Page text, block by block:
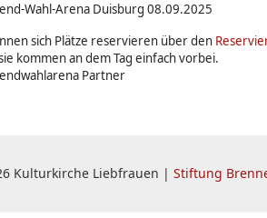
sich Plätze reservieren über den
kommen an dem Tag einfach vorbei.
Kulturkirche Liebfrauen | Stiftung